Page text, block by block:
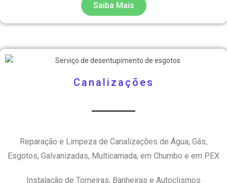
Saiba Mais
Canalizações
Reparação e Limpeza de Canalizações de Água, Gás,
Esgotos, Galvanizadas, Multicamada, em Chumbo e em PEX
Instalação de Torneiras, Banheiras e Autoclismos